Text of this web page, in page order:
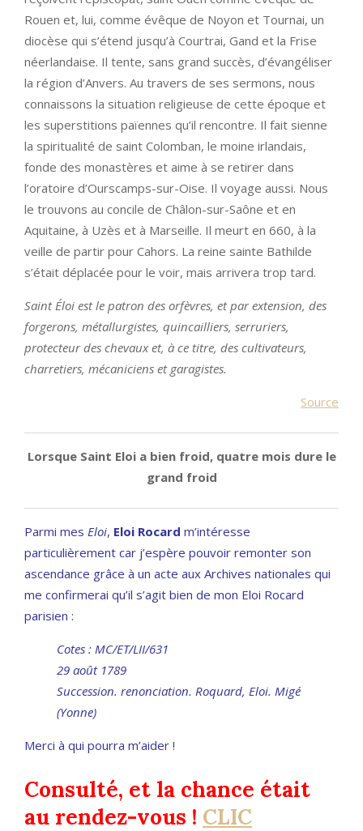
Rouen et, lui, comme évêque de Noyon et Tournai, un
diocèse qui s’étend jusqu’à Courtrai, Gand et la Frise
néerlandaise. Il tente, sans grand succès, d’évangéliser
la région d’Anvers. Au travers de ses sermons, nous
connaissons la situation religieuse de cette époque et
les superstitions païennes qu’il rencontre. Il fait sienne
la spiritualité de saint Colomban, le moine irlandais,
fonde des monastères et aime à se retirer dans
l’oratoire d’Ourscamps-sur-Oise. Il voyage aussi. Nous
le trouvons au concile de Châlon-sur-Saône et en
Aquitaine, à Uzès et à Marseille. Il meurt en 660, à la
veille de partir pour Cahors. La reine sainte Bathilde
s’était déplacée pour le voir, mais arrivera trop tard.
Saint Éloi est le patron des orfèvres, et par extension, des
forgerons, métallurgistes, quincailliers, serruriers,
protecteur des chevaux et, à ce titre, des cultivateurs,
charretiers, mécaniciens et garagistes.
Source
Lorsque Saint Eloi a bien froid, quatre mois dure le
grand froid
Parmi mes Eloi, Eloi Rocard m’intéresse
particulièrement car j’espère pouvoir remonter son
ascendance grâce à un acte aux Archives nationales qui
me confirmerai qu’il s’agit bien de mon Eloi Rocard
parisien :
Cotes : MC/ET/LII/631
29 août 1789
Succession. renonciation. Roquard, Eloi. Migé
(Yonne)
Merci à qui pourra m’aider !
Consulté, et la chance était
au rendez-vous ! CLIC